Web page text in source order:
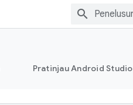
Pratinjau Android Studio